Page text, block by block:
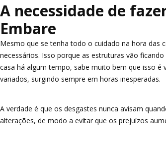
A necessidade de
Embare
Mesmo que se tenha todo o cuidado na hora das
necessários. Isso porque as estruturas vão
casa há algum tempo, sabe muito bem que isso é
variados, surgindo sempre em horas inesperadas.
A verdade é que os desgastes nunca avisam
alterações, de modo a evitar que os prejuízos